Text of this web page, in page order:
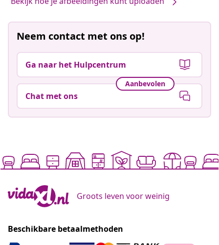
Neem contact met ons op!
Ga naar het Hulpcentrum
Aanbevolen
Chat met ons
Groots leven voor weinig
Beschikbare betaalmethoden